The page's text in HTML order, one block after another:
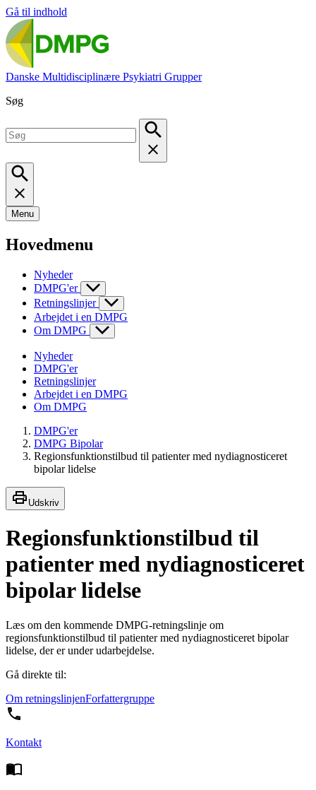
Gå til indhold
Danske Multidisciplinære Psykiatri Grupper
Søg
Menu
Hovedmenu
Nyheder
DMPG'er
Retningslinjer
Arbejdet i en DMPG
Om DMPG
Nyheder
DMPG'er
Retningslinjer
Arbejdet i en DMPG
Om DMPG
DMPG'er
DMPG Bipolar
Regionsfunktionstilbud til patienter med nydiagnosticeret
bipolar lidelse
Udskriv
Regionsfunktionstilbud til
patienter med nydiagnosticeret
bipolar lidelse
Læs om den kommende DMPG-retningslinje om
regionsfunktionstilbud til patienter med nydiagnosticeret bipolar
lidelse, der er under udarbejdelse.
Gå direkte til:
Om retningslinjenForfattergruppe
Kontakt